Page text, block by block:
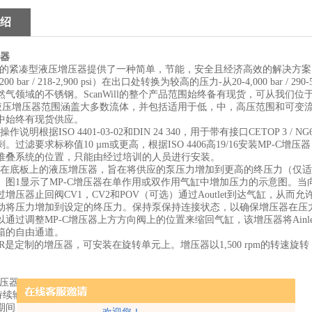
的紧凑型液压增压器提供了一种简单，节能，安全且经济高效的解决方
bar / 218-2,900 psi）在出口处转换为较高的压力-从20-4,000 bar / 290-
气领域的不锈钢。 ScanWill的整个产品范围始终备有现货，可从我们位
压增压器范围涵盖大多数流体，并包括适用于低，中，高压范围和可
始终有现货供应。
作说明根据ISO 4401-03-02和DIN 24 340 ，用于带有接口CETOP 3 /
。过滤要求标称值10 µm或更高，根据ISO 4406高19/16安装MP-C增压
叠系统的位置，只能由经过培训的人员进行安装。
底板上的液压增压器，旨在将供应的泵压力增加到更高的终压力（仅
图 1显示了MP-C增压器在单作用或双作用气缸中增加压力的示意图。当
增压器止回阀CV1 ， CV2和POV （可选）通过Aoutlet到达气缸，从而允
将压力增加到设定的终压力。保持泵保持连接状态，以确保增压器在
通过调整MP-C增压器上方方向阀上的位置来缩回气缸，该增压器将
自由通道。
是定制的增压器，可安装在旋转单元上。增压器以 1,500 rpm的转速旋
器
续输送流量
间